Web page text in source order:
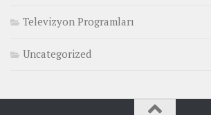
Televizyon Programları
Uncategorized